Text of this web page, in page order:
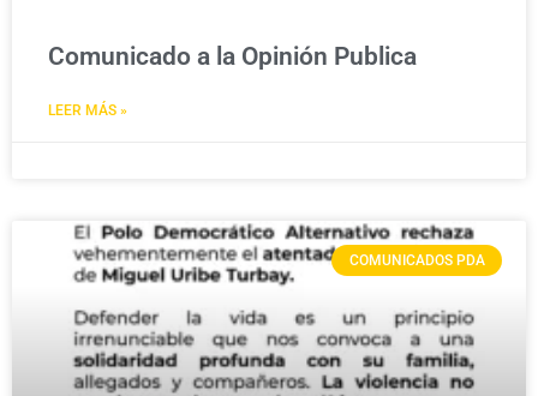
Comunicado a la Opinión Publica
LEER MÁS »
COMUNICADOS PDA